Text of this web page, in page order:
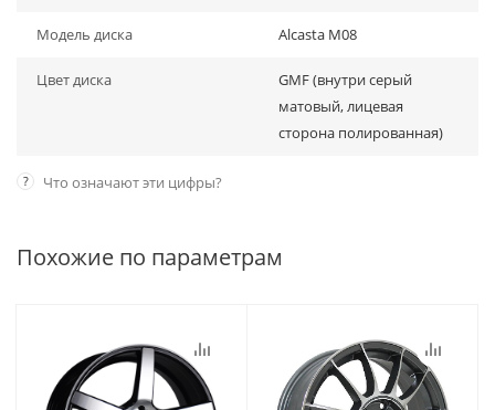
Модель диска Alcasta M08
Цвет диска
GMF (внутри серый
матовый, лицевая
сторона полированная)
? Что означают эти цифры?
Похожие по параметрам